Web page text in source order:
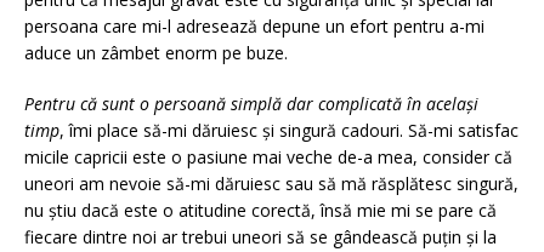
persoana care mi-l adresează depune un efort pentru a-mi
aduce un zâmbet enorm pe buze.
Pentru că sunt o persoană simplă dar complicată în același
timp, îmi place să-mi dăruiesc și singură cadouri. Să-mi satisfac
micile capricii este o pasiune mai veche de-a mea, consider că
uneori am nevoie să-mi dăruiesc sau să mă răsplătesc singură,
nu știu dacă este o atitudine corectă, însă mie mi se pare că
fiecare dintre noi ar trebui uneori să se gândească puțin și la